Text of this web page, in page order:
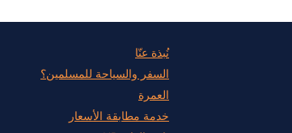
نُبذة عنّا
السفر والسياحة للمسلمين؟
العمرة
خدمة مطابقة الأسعار